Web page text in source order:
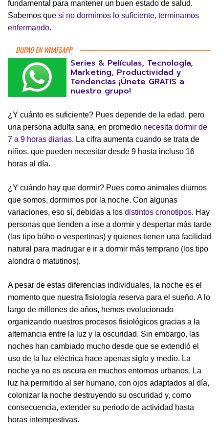
fundamental para mantener un buen estado de salud.
Sabemos que si no dormimos lo suficiente, terminamos
enfermando.
DUPAO EN WHATSAPP
Series & Películas, Tecnología,
Marketing, Productividad y
Tendencias ¡Únete GRATIS a
nuestro grupo!
¿Y cuánto es suficiente? Pues depende de la edad, pero
una persona adulta sana, en promedio necesita dormir de
7 a 9 horas diarias. La cifra aumenta cuando se trata de
niños, que pueden necesitar desde 9 hasta incluso 16
horas al día.
¿Y cuándo hay que dormir? Pues como animales diurnos
que somos, dormimos por la noche. Con algunas
variaciones, eso sí, debidas a los distintos cronotipos. Hay
personas que tienden a irse a dormir y despertar más tarde
(las tipo búho o vespertinas) y quienes tienen una facilidad
natural para madrugar e ir a dormir más temprano (los tipo
alondra o matutinos).
A pesar de estas diferencias individuales, la noche es el
momento que nuestra fisiología reserva para el sueño. A lo
largo de millones de años, hemos evolucionado
organizando nuestros procesos fisiológicos gracias a la
alternancia entre la luz y la oscuridad. Sin embargo, las
noches han cambiado mucho desde que se extendió el
uso de la luz eléctrica hace apenas siglo y medio. La
noche ya no es oscura en muchos entornos urbanos. La
luz ha permitido al ser humano, con ojos adaptados al día,
colonizar la noche destruyendo su oscuridad y, como
consecuencia, extender su periodo de actividad hasta
horas intempestivas.